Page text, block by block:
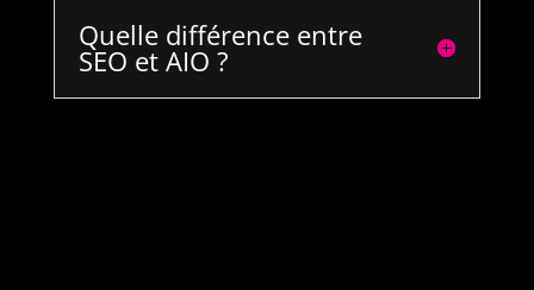
Quelle différence entre
SEO et AIO ?